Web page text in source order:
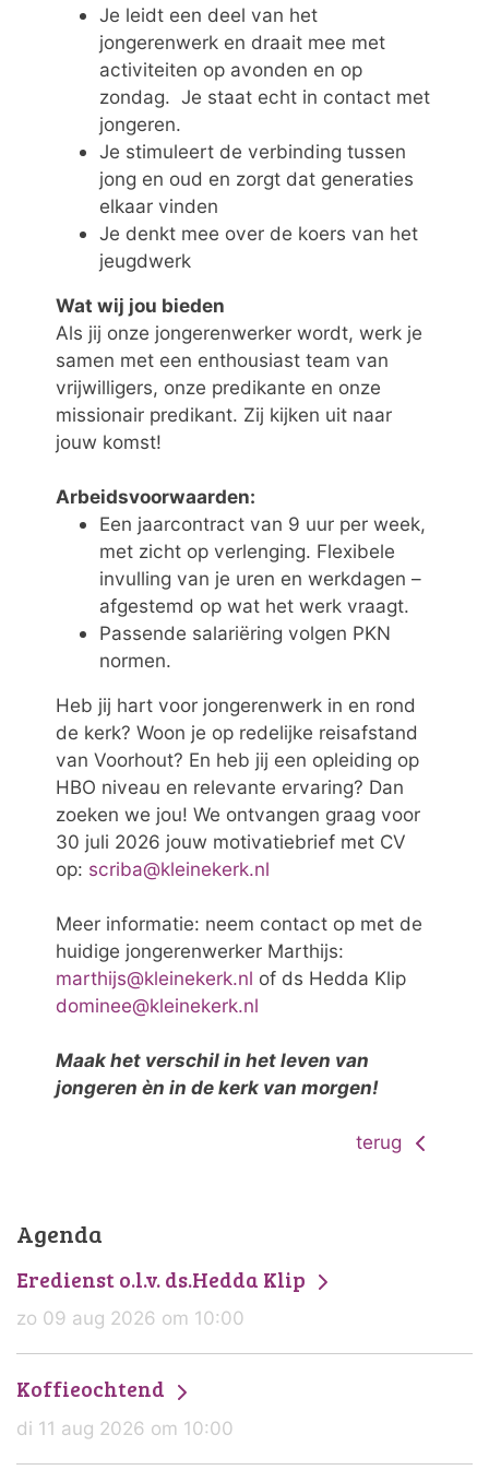
Je leidt een deel van het
jongerenwerk en draait mee met
activiteiten op avonden en op
zondag. Je staat echt in contact met
jongeren.
Je stimuleert de verbinding tussen
jong en oud en zorgt dat generaties
elkaar vinden
Je denkt mee over de koers van het
jeugdwerk
Wat wij jou bieden
Als jij onze jongerenwerker wordt, werk je
samen met een enthousiast team van
vrijwilligers, onze predikante en onze
missionair predikant. Zij kijken uit naar
jouw komst!
Arbeidsvoorwaarden:
Een jaarcontract van 9 uur per week,
met zicht op verlenging. Flexibele
invulling van je uren en werkdagen –
afgestemd op wat het werk vraagt.
Passende salariëring volgen PKN
normen.
Heb jij hart voor jongerenwerk in en rond
de kerk? Woon je op redelijke reisafstand
van Voorhout? En heb jij een opleiding op
HBO niveau en relevante ervaring? Dan
zoeken we jou! We ontvangen graag voor
30 juli 2026 jouw motivatiebrief met CV
op: scriba@kleinekerk.nl
Meer informatie: neem contact op met de
huidige jongerenwerker Marthijs:
marthijs@kleinekerk.nl of ds Hedda Klip
dominee@kleinekerk.nl
Maak het verschil in het leven van
jongeren èn in de kerk van morgen!
terug
Agenda
Eredienst o.l.v. ds.Hedda Klip
zo 09 aug 2026 om 10:00
Koffieochtend
di 11 aug 2026 om 10:00